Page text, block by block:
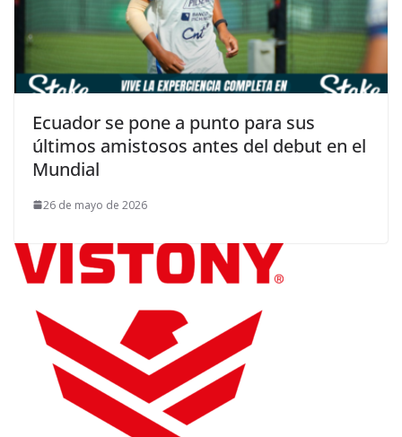
Ecuador se pone a punto para sus
últimos amistosos antes del debut en el
Mundial
26 de mayo de 2026